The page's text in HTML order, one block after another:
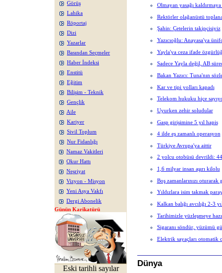
Görüş
Lahika
Röportaj
Dizi
Yazarlar
Basından Seçmeler
Haber İndeksi
Enstitü
Eğitim
Bilişim - Teknik
Gençlik
Aile
Kariyer
Sivil Toplum
Nur Fidanlığı
Namaz Vakitleri
Okur Hattı
Neşriyat
Vizyon - Misyon
Yeni Asya Vakfı
Dergi Abonelik
Günün Karikatürü
Eski tarihli sayılar
Olmayan yasağı kaldırmaya
Rektörler olağanüstü
Şahin: Çetelerin takipçisiyiz
Yazıcıoğlu: Anayasa'ya
Yayla'ya ceza ifade
Sadece Yayla değil, AB
Bakan Yazıcı: Tuna'nın
Kar ve tipi yolları kapadı
Telekom hukuku hiçe
Uyurken zehir soludular
Gasp girişimine 5 yıl hapis
4 ilde eş zamanlı operasyon
Türkiye Avrupa'ya aittir
2 yolcu otobüsü devrildi: 44
1,6 milyar insan aşırı kilolu
Boş zamanlarınızı oturarak
Yıldızlara isim takmak
Kalkan balığı avcılığı 2-3
Tarihimizle yüzleşmeye
Sigaranı söndür, yüzümü
Elektrik sayaçları otomatik
Dünya